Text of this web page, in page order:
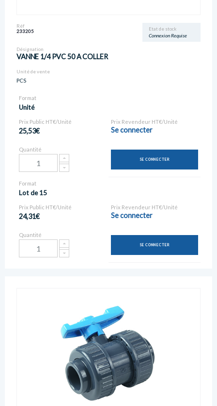
Etat de stock
Connexion Requise
Réf
233205
Désignation
VANNE 1/4 PVC 50 A COLLER
Unité de vente
PCS
Format
Unité
Prix Public HT€/Unité
25,53€
Prix Revendeur HT€/Unité
Se connecter
Quantité
SE CONNECTER
Format
Lot de 15
Prix Public HT€/Unité
24,31€
Prix Revendeur HT€/Unité
Se connecter
Quantité
SE CONNECTER